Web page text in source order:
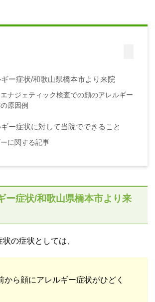
ー症状/和歌山県橋本市より来院
ナジェティック検査での顔のアレルギー
原因例
ー症状に対して当院でできること
に関する記事
ー症状/和歌山県橋本市より来
の症状としては、
から顔にアレルギー症状がひどく